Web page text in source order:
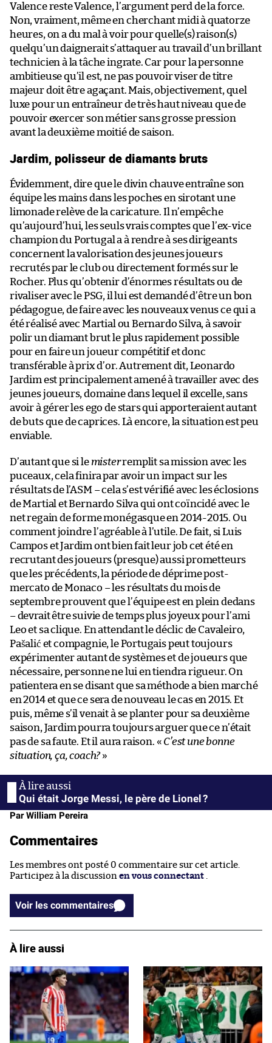
Valence reste Valence, l’argument perd de la force.
Non, vraiment, même en cherchant midi à quatorze
heures, on a du mal à voir pour quelle(s) raison(s)
quelqu’un daignerait s’attaquer au travail d’un brillant
technicien à la tâche ingrate. Car pour la personne
ambitieuse qu’il est, ne pas pouvoir viser de titre
majeur doit être agaçant. Mais, objectivement, quel
luxe pour un entraîneur de très haut niveau que de
pouvoir exercer son métier sans grosse pression
avant la deuxième moitié de saison.
Jardim, polisseur de diamants bruts
Évidemment, dire que le divin chauve entraîne son
équipe les mains dans les poches en sirotant une
limonade relève de la caricature. Il n’empêche
qu’aujourd’hui, les seuls vrais comptes que l’ex-vice
champion du Portugal a à rendre à ses dirigeants
concernent la valorisation des jeunes joueurs
recrutés par le club ou directement formés sur le
Rocher. Plus qu’obtenir d’énormes résultats ou de
rivaliser avec le PSG, il lui est demandé d’être un bon
pédagogue, de faire avec les nouveaux venus ce qui a
été réalisé avec Martial ou Bernardo Silva, à savoir
polir un diamant brut le plus rapidement possible
pour en faire un joueur compétitif et donc
transférable à prix d’or. Autrement dit, Leonardo
Jardim est principalement amené à travailler avec des
jeunes joueurs, domaine dans lequel il excelle, sans
avoir à gérer les ego de stars qui apporteraient autant
de buts que de caprices. Là encore, la situation est peu
enviable.
D’autant que si le misterremplit sa mission avec les
puceaux, cela finira par avoir un impact sur les
résultats de l’ASM – cela s’est vérifié avec les éclosions
de Martial et Bernardo Silva qui ont coïncidé avec le
net regain de forme monégasque en 2014-2015. Ou
comment joindre l’agréable à l’utile. De fait, si Luis
Campos et Jardim ont bien fait leur job cet été en
recrutant des joueurs (presque) aussi prometteurs
que les précédents, la période de déprime post-
mercato de Monaco – les résultats du mois de
septembre prouvent que l’équipe est en plein dedans
– devrait être suivie de temps plus joyeux pour l’ami
Leo et sa clique. En attendant le déclic de Cavaleiro,
Pašalić et compagnie, le Portugais peut toujours
expérimenter autant de systèmes et de joueurs que
nécessaire, personne ne lui en tiendra rigueur. On
patientera en se disant que sa méthode a bien marché
en 2014 et que ce sera de nouveau le cas en 2015. Et
puis, même s’il venait à se planter pour sa deuxième
saison, Jardim pourra toujours arguer que ce n’était
pas de sa faute. Et il aura raison. « C’est une bonne
situation, ça, coach?»
Qui était Jorge Messi, le père de Lionel ?
Par William Pereira
Commentaires
Les membres ont posté 0 commentaire sur cet article.
Participez à la discussion en vous connectant
Voir les commentaires
À lire aussi